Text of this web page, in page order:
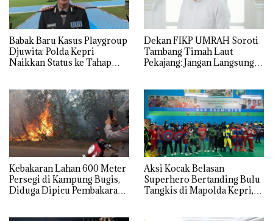
Babak Baru Kasus Playgroup
Djuwita: Polda Kepri
Naikkan Status ke Tahap
Dekan FIKP UMRAH Soroti
Tambang Timah Laut
Pekajang: Jangan Langsung
Lingkungannya
Kebakaran Lahan 600 Meter
Persegi di Kampung Bugis,
Diduga Dipicu Pembakaran
Aksi Kocak Belasan
Superhero Bertanding Bulu
Tangkis di Mapolda Kepri,